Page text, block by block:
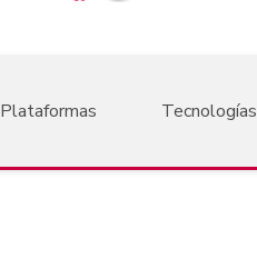
Plataformas Tecnologías